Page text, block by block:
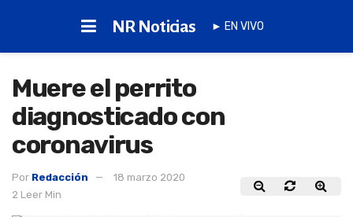
NR Noticias ► EN VIVO
Muere el perrito
diagnosticado con
coronavirus
Por Redacción
18 marzo 2020
2 Leer Min